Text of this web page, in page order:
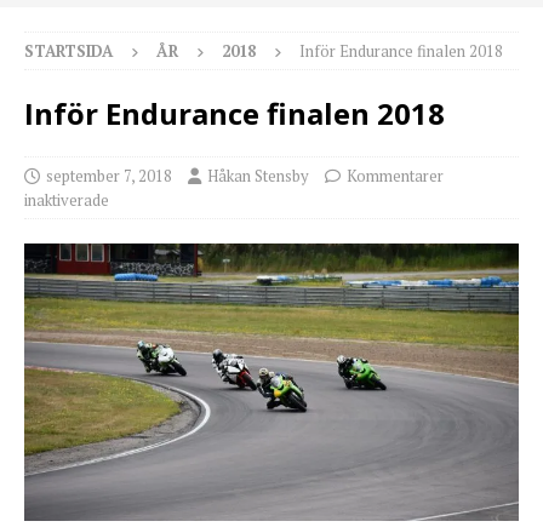
STARTSIDA ÅR 2018 Inför Endurance finalen 2018
Inför Endurance finalen 2018
september 7, 2018 Håkan Stensby
Kommentarer
inaktiverade